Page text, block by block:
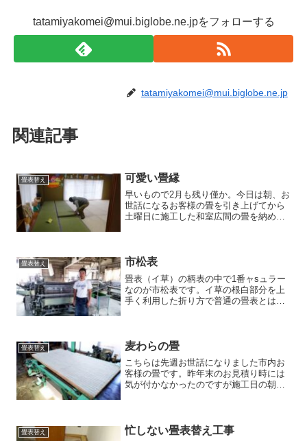
tatamiyakomei@mui.biglobe.ne.jpをフォローする
tatamiyakomei@mui.biglobe.ne.jp
関連記事
畳表替え 可愛い畳縁
早いもので2月も残り僅か。今日は朝、お
世話になるお客様の畳を引き上げてから
土曜日に施工した和室広間の畳を納めて
した。 ...
畳表替え 市松表
畳表（イ草）の柄表の中で1番ャsュラー
なのが市松表です。イ草の根白部分を上
手く利用した折り方で普通の畳表とは全
す。 熊本県八代市千丁...
畳表替え 麦わらの畳
こちらは先週お世話になりました市内お
客様の畳です。昨年末のお見積り時には
気が付かなかったのですが施工日の朝、
っています。数年に一度見...
畳表替え 忙しない畳表替え工事